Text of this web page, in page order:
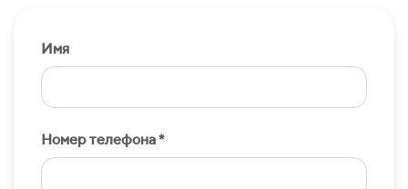
Имя
Номер телефона *